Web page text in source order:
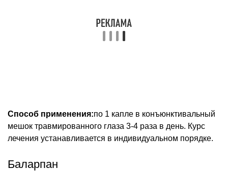
Способ применения:по 1 капле в конъюнктивальный
мешок травмированного глаза 3-4 раза в день. Курс
лечения устанавливается в индивидуальном порядке.
Баларпан